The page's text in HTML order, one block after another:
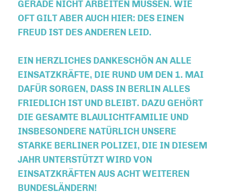
ADE NICHT ARBEITEN MÜSSEN. WIE OFT
GILT ABER AUCH HIER: DES EINEN FRE
UD IST DES ANDEREN LEID.
EIN HERZLICHES DANKESCHÖN AN ALLE
EINSATZKRÄFTE, DIE RUND UM DEN 1. MAI
DAFÜR SORGEN, DASS IN BERLIN ALLES
FRIEDLICH IST UND BLEIBT. DAZU GEHÖRT
DIE GESAMTE BLAULICHTFAMILIE UND
INSBESONDERE NATÜRLICH UNSERE
STARKE BERLINER POLIZEI, DIE IN DIESEM
JAHR UNTERSTÜTZT WIRD VON
EINSATZKRÄFTEN AUS ACHT WEITEREN
BUNDESLÄNDERN!